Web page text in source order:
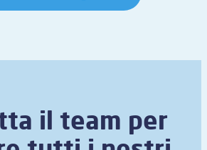
il team per